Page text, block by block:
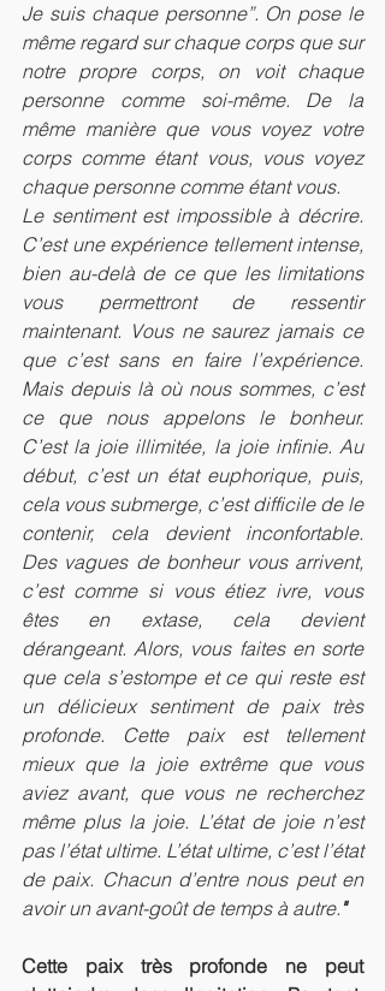
Je suis chaque personne”. On pose le
même regard sur chaque corps que sur
notre propre corps, on voit chaque
personne comme soi-même. De la
même manière que vous voyez votre
corps comme étant vous, vous voyez
chaque personne comme étant vous.
Le sentiment est impossible à décrire.
C’est une expérience tellement intense,
bien au-delà de ce que les limitations
vous permettront de ressentir
maintenant. Vous ne saurez jamais ce
que c’est sans en faire l’expérience.
Mais depuis là où nous sommes, c’est
ce que nous appelons le bonheur.
C’est la joie illimitée, la joie infinie. Au
début, c’est un état euphorique, puis,
cela vous submerge, c’est difficile de le
contenir, cela devient inconfortable.
Des vagues de bonheur vous arrivent,
c’est comme si vous étiez ivre, vous
êtes en extase, cela devient
dérangeant. Alors, vous faites en sorte
que cela s’estompe et ce qui reste est
un délicieux sentiment de paix très
profonde. Cette paix est tellement
mieux que la joie extrême que vous
aviez avant, que vous ne recherchez
même plus la joie. L’état de joie n’est
pas l’état ultime. L’état ultime, c’est l’état
de paix. Chacun d’entre nous peut en
avoir un avant-goût de temps à autre. "
Cette paix très profonde ne peut